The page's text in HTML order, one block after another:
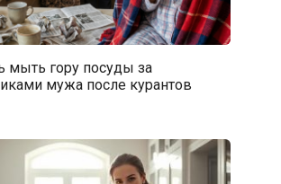
мыть гору посуды за
мужа после курантов